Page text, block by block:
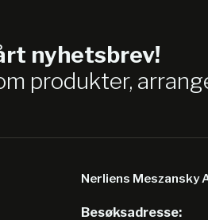
nyhetsbrev!
produkter,
Nerliens Meszansky
Besøksadresse: